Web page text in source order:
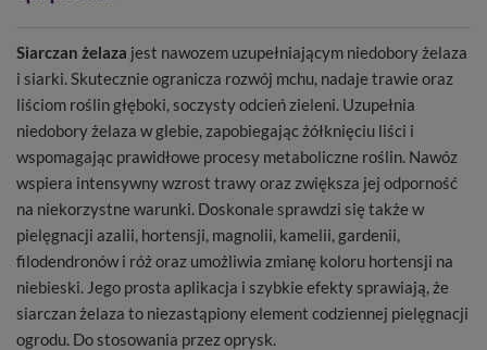
Siarczan żelaza jest nawozem uzupełniającym niedobory żelaza
i siarki.Skutecznie ogranicza rozwój mchu, nadaje trawie oraz
liściom roślin głęboki, soczysty odcień zieleni. Uzupełnia
niedobory żelaza w glebie, zapobiegając żółknięciu liści i
wspomagając prawidłowe procesy metaboliczne roślin. Nawóz
wspiera intensywny wzrost trawy oraz zwiększa jej odporność
na niekorzystne warunki. Doskonale sprawdzi się także w
pielęgnacji azalii, hortensji, magnolii, kamelii, gardenii,
filodendronów i róż oraz umożliwia zmianę koloru hortensji na
niebieski. Jego prosta aplikacja i szybkie efekty sprawiają, że
siarczan żelaza to niezastąpiony element codziennej pielęgnacji
ogrodu. Do stosowania przez oprysk.